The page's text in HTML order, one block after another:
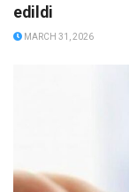
edildi
MARCH 31, 2026